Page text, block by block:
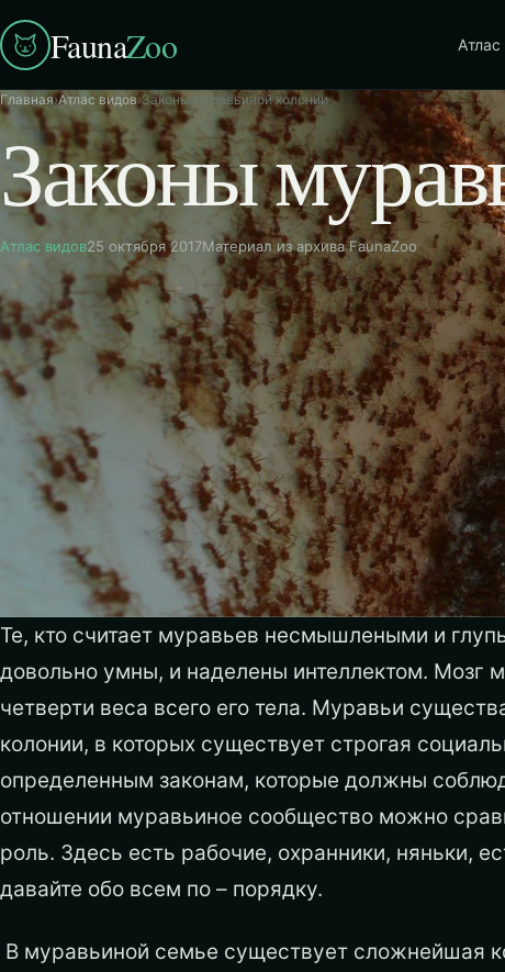
FaunaZoo
Главная›Атлас видов›Законы муравьиной колонии
Законы
Атлас видов25 октября 2017Материал из архива FaunaZoo
Те, кто считает муравьев несмышлеными и
довольно умны, и наделены интеллектом. Мозг
четверти веса всего его тела. Муравьи
колонии, в которых существует строгая
определенным законам, которые должны
отношении муравьиное сообщество можно
роль. Здесь есть рабочие, охранники, няньки,
давайте обо всем по – порядку.
В муравьиной семье существует сложнейшая